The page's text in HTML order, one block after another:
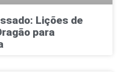
Lições de
para